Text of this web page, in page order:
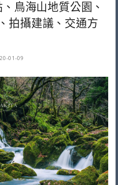
鳥海山地質公園、
拍攝建議、交通方
01-09